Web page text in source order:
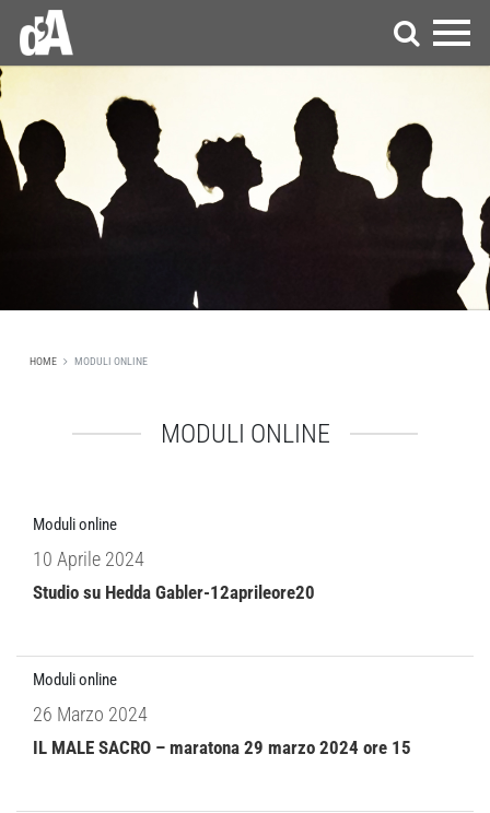
HOME MODULI ONLINE
MODULI ONLINE
Moduli online
10 Aprile 2024
Studio su Hedda Gabler-12aprileore20
Moduli online
26 Marzo 2024
IL MALE SACRO – maratona 29 marzo 2024 ore 15